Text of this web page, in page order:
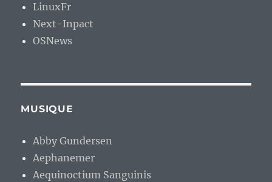
LinuxFr
Next-Inpact
OSNews
MUSIQUE
Abby Gundersen
Aephanemer
Aequinoctium Sanguinis